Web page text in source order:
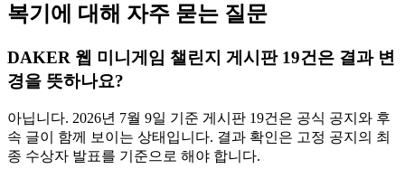
복기에 대해 자주 묻는 질문
DAKER 웹 미니게임 챌린지 게시판 19건은 결과 변
경을 뜻하나요?
아닙니다. 2026년 7월 9일 기준 게시판 19건은 공식 공지와 후
속 글이 함께 보이는 상태입니다. 결과 확인은 고정 공지의 최
종 수상자 발표를 기준으로 해야 합니다.